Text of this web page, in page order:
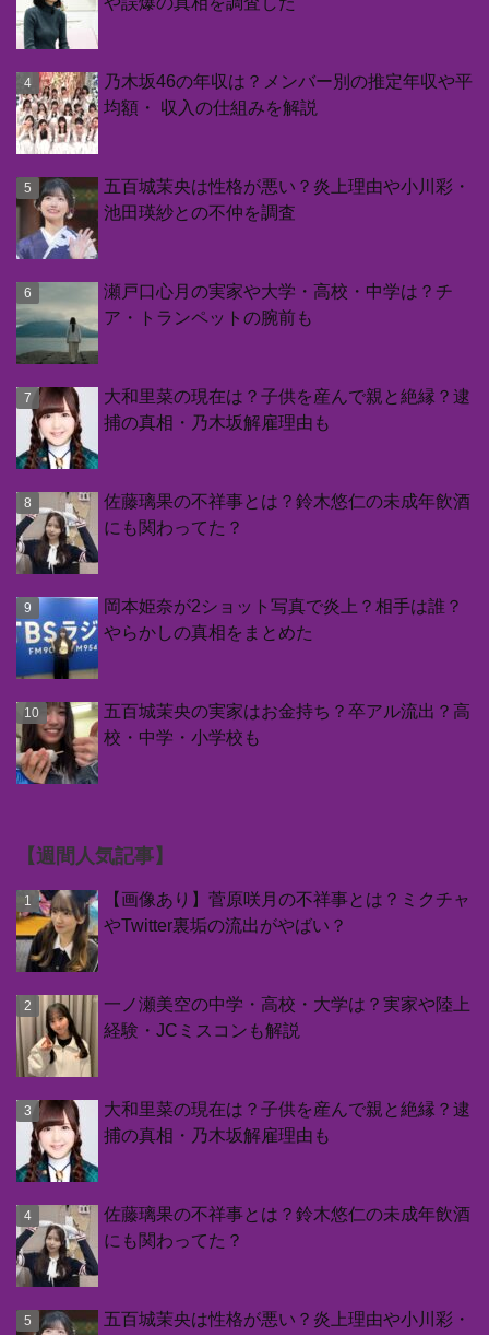
乃木坂46の年収は？メンバー別の推定年収や平
均額・ 収入の仕組みを解説
五百城茉央は性格が悪い？炎上理由や小川彩・
池田瑛紗との不仲を調査
瀬戸口心月の実家や大学・高校・中学は？チ
ア・トランペットの腕前も
大和里菜の現在は？子供を産んで親と絶縁？逮
捕の真相・乃木坂解雇理由も
佐藤璃果の不祥事とは？鈴木悠仁の未成年飲酒
にも関わってた？
岡本姫奈が2ショット写真で炎上？相手は誰？
やらかしの真相をまとめた
五百城茉央の実家はお金持ち？卒アル流出？高
校・中学・小学校も
【週間人気記事】
【画像あり】菅原咲月の不祥事とは？ミクチャ
やTwitter裏垢の流出がやばい？
一ノ瀬美空の中学・高校・大学は？実家や陸上
経験・JCミスコンも解説
大和里菜の現在は？子供を産んで親と絶縁？逮
捕の真相・乃木坂解雇理由も
佐藤璃果の不祥事とは？鈴木悠仁の未成年飲酒
にも関わってた？
五百城茉央は性格が悪い？炎上理由や小川彩・